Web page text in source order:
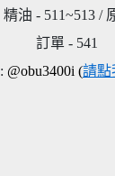
油 - 511~513 /
訂單 - 541
@obu3400i (請點